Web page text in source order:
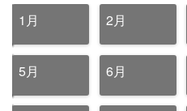
1月 2月
5月 6月